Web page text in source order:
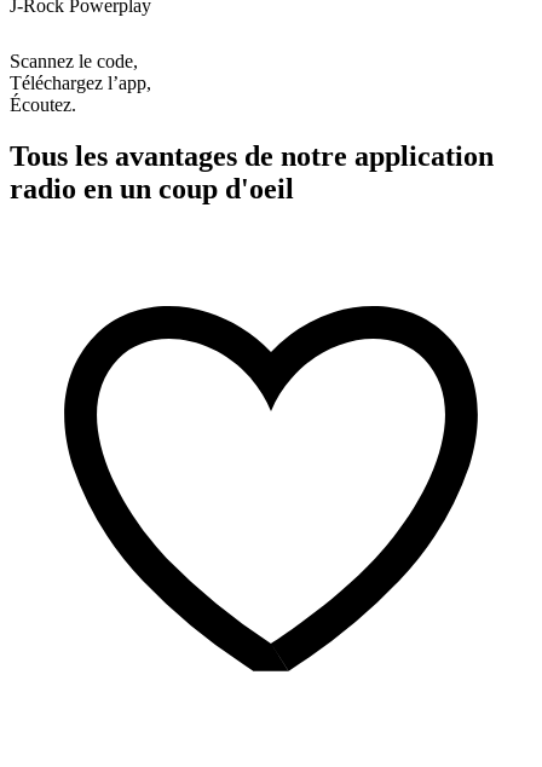
J-Rock Powerplay
Scannez le code,
Téléchargez l’app,
Écoutez.
Tous les avantages de notre application
radio en un coup d'oeil